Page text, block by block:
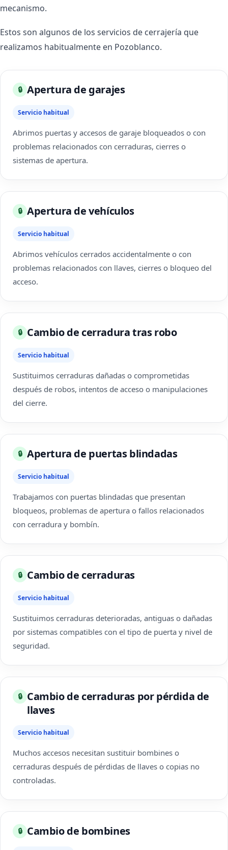
mecanismo.
Estos son algunos de los servicios de cerrajería que
realizamos habitualmente en Pozoblanco.
🔒 Apertura de garajes
Servicio habitual
Abrimos puertas y accesos de garaje bloqueados o con
problemas relacionados con cerraduras, cierres o
sistemas de apertura.
🔒 Apertura de vehículos
Servicio habitual
Abrimos vehículos cerrados accidentalmente o con
problemas relacionados con llaves, cierres o bloqueo del
acceso.
🔒 Cambio de cerradura tras robo
Servicio habitual
Sustituimos cerraduras dañadas o comprometidas
después de robos, intentos de acceso o manipulaciones
del cierre.
🔒 Apertura de puertas blindadas
Servicio habitual
Trabajamos con puertas blindadas que presentan
bloqueos, problemas de apertura o fallos relacionados
con cerradura y bombín.
🔒 Cambio de cerraduras
Servicio habitual
Sustituimos cerraduras deterioradas, antiguas o dañadas
por sistemas compatibles con el tipo de puerta y nivel de
seguridad.
🔒 Cambio de cerraduras por pérdida de
llaves
Servicio habitual
Muchos accesos necesitan sustituir bombines o
cerraduras después de pérdidas de llaves o copias no
controladas.
🔒 Cambio de bombines